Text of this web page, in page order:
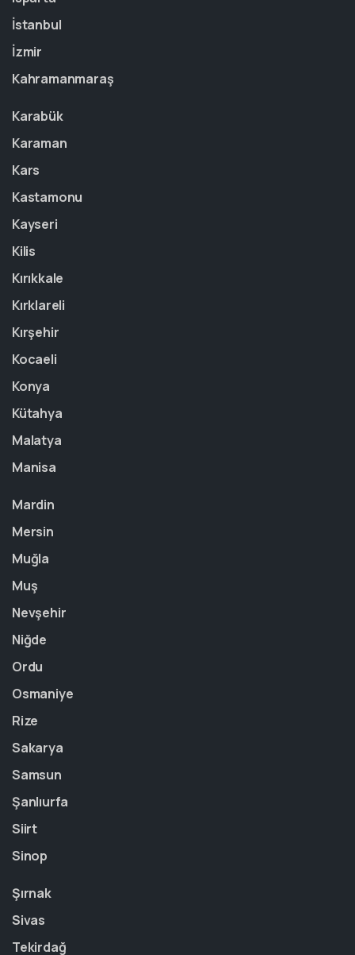
İstanbul
İzmir
Kahramanmaraş
Karabük
Karaman
Kars
Kastamonu
Kayseri
Kilis
Kırıkkale
Kırklareli
Kırşehir
Kocaeli
Konya
Kütahya
Malatya
Manisa
Mardin
Mersin
Muğla
Muş
Nevşehir
Niğde
Ordu
Osmaniye
Rize
Sakarya
Samsun
Şanlıurfa
Siirt
Sinop
Şırnak
Sivas
Tekirdağ